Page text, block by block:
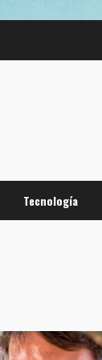
Tecnología